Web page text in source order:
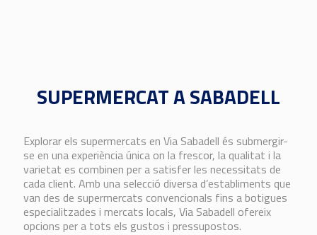
SUPERMERCAT A SABADELL
Explorar els supermercats en Via Sabadell és submergir-
se en una experiència única on la frescor, la qualitat i la
varietat es combinen per a satisfer les necessitats de
cada client. Amb una selecció diversa d’establiments que
van des de supermercats convencionals fins a botigues
especialitzades i mercats locals, Via Sabadell ofereix
opcions per a tots els gustos i pressupostos.